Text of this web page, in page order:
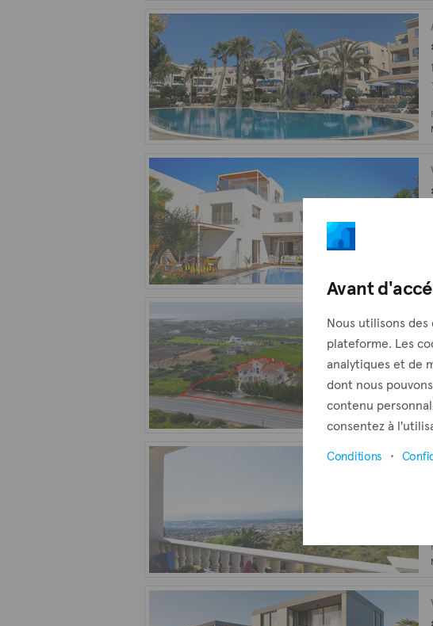
Avant
Nous utilisons
plateforme. Les
analytiques et de
dont nous
contenu
consentez à
Conditions